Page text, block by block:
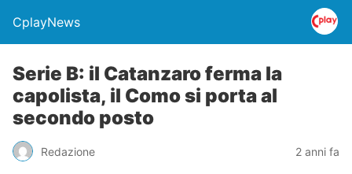
CplayNews
Serie B: il Catanzaro ferma la
capolista, il Como si porta al
secondo posto
Redazione 2 anni fa